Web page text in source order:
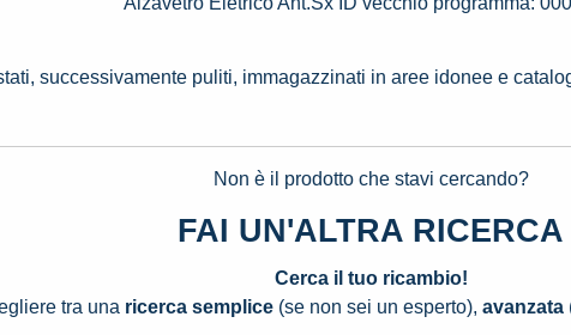
successivamente puliti, immagazzinati in aree idonee e
Non è il prodotto che stavi cercando?
FAI UN'ALTRA RICERCA
Cerca il tuo ricambio!
tra una ricerca semplice (se non sei un esperto), avanzata